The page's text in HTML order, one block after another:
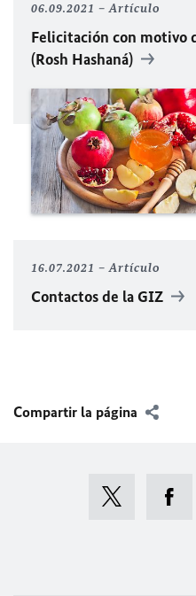
06.09.2021 Artículo
Felicitación con motivo
(Rosh Hashaná)
16.07.2021 Artículo
Contactos de la GIZ
Compartir la página